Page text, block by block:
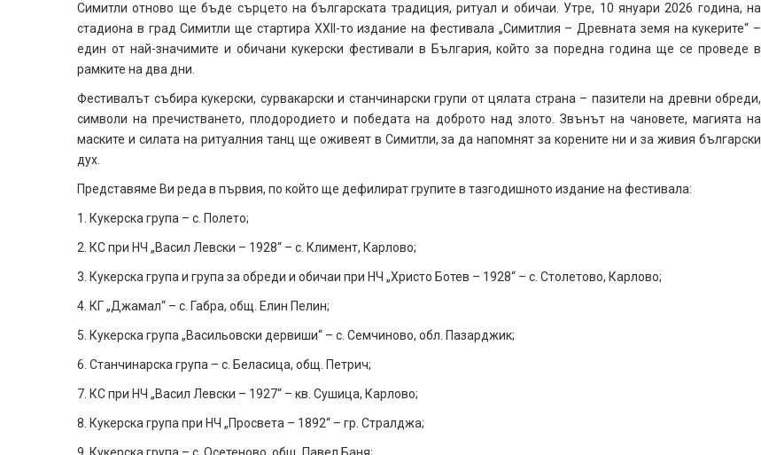
Симитли отново ще бъде сърцето на българската традиция, ритуал и обичаи. Утре, 10 януари 2026 година, на
стадиона в град Симитли ще стартира XXII-то издание на фестивала „Симитлия – Древната земя на кукерите“ –
един от най-значимите и обичани кукерски фестивали в България, който за поредна година ще се проведе в
рамките на два дни.
Фестивалът събира кукерски, сурвакарски и станчинарски групи от цялата страна – пазители на древни обреди,
символи на пречистването, плодородието и победата на доброто над злото. Звънът на чановете, магията на
маските и силата на ритуалния танц ще оживеят в Симитли, за да напомнят за корените ни и за живия български
дух.
Представяме Ви реда в първия, по който ще дефилират групите в тазгодишното издание на фестивала:
1. Кукерска група – с. Полето;
2. КС при НЧ „Васил Левски – 1928“ – с. Климент, Карлово;
3. Кукерска група и група за обреди и обичаи при НЧ „Христо Ботев – 1928“ – с. Столетово, Карлово;
4. КГ „Джамал“ – с. Габра, общ. Елин Пелин;
5. Кукерска група „Васильовски дервиши“ – с. Семчиново, обл. Пазарджик;
6. Станчинарска група – с. Беласица, общ. Петрич;
7. КС при НЧ „Васил Левски – 1927“ – кв. Сушица, Карлово;
8. Кукерска група при НЧ „Просвета – 1892“ – гр. Стралджа;
9. Кукерска група – с. Осетеново, общ. Павел Баня;